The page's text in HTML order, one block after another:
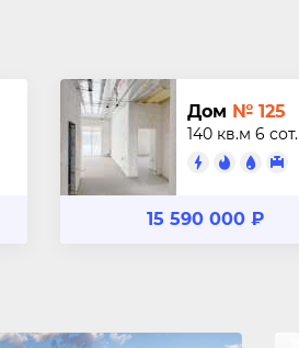
Дом № 125
140 кв.м 6 сот.
15 590 000 ₽